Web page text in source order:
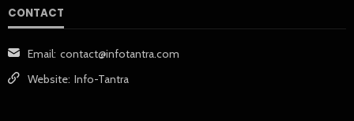
CONTACT
Email: contact@infotantra.com
Website: Info-Tantra